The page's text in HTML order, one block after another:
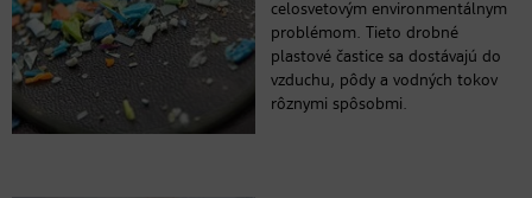
celosvetovým environmentálnym
problémom. Tieto drobné
plastové častice sa dostávajú do
vzduchu, pôdy a vodných tokov
rôznymi spôsobmi.